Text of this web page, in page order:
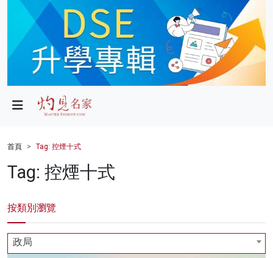
政局
財經
商業
科技
首頁 Tag: 控煙十式
Tag: 控煙十式
按類別瀏覽
政局